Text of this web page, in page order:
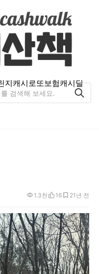
지캐시로또보험캐시딜
1년 전
1.3천 16 2